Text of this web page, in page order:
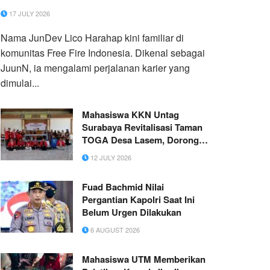
17 JULY 2026
Nama JunDev Lico Harahap kini familiar di
komunitas Free Fire Indonesia. Dikenal sebagai
JuunN, ia mengalami perjalanan karier yang
dimulai...
Mahasiswa KKN Untag
Surabaya Revitalisasi Taman
TOGA Desa Lasem, Dorong
Urban Farming dan Edukasi
Masyarakat
12 JULY 2026
Fuad Bachmid Nilai
Pergantian Kapolri Saat Ini
Belum Urgen Dilakukan
6 AUGUST 2026
Mahasiswa UTM Memberikan